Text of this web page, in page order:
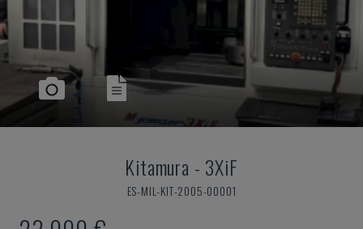
Kitamura - 3XiF
ES-MIL-KIT-2005-00001